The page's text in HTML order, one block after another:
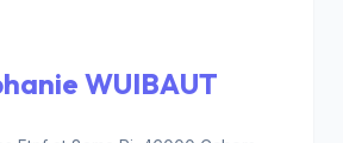
WUIBAUT